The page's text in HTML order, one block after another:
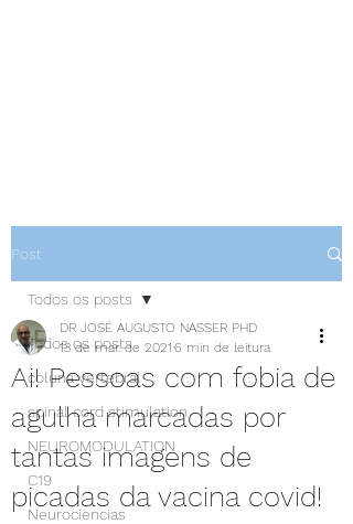
Post
Todos os posts
coluna vertebral
spinal cord stimulation
NEUROMODULATION
C19
Neurociencias
Todos os posts
Ai! Pessoas com fobia de
agulha marcadas por
tantas imagens de
picadas da vacina covid!
DR JOSÉ AUGUSTO NASSER PHD
13 de mar. de 2021 6 min de leitura